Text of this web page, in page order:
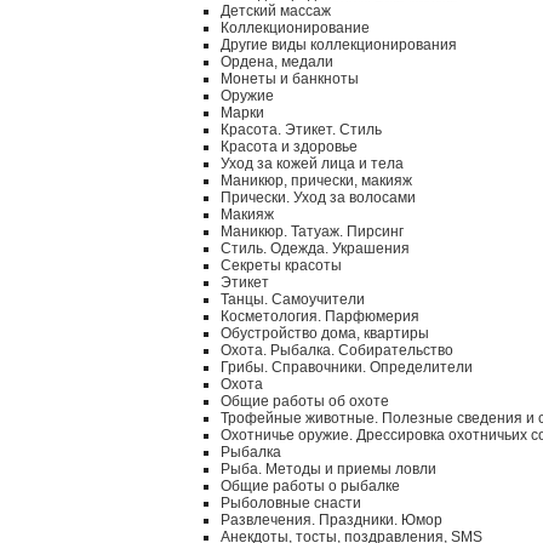
Детский массаж
Коллекционирование
Другие виды коллекционирования
Ордена, медали
Монеты и банкноты
Оружие
Марки
Красота. Этикет. Стиль
Красота и здоровье
Уход за кожей лица и тела
Маникюр, прически, макияж
Прически. Уход за волосами
Макияж
Маникюр. Татуаж. Пирсинг
Стиль. Одежда. Украшения
Секреты красоты
Этикет
Танцы. Самоучители
Косметология. Парфюмерия
Обустройство дома, квартиры
Охота. Рыбалка. Собирательство
Грибы. Справочники. Определители
Охота
Общие работы об охоте
Трофейные животные. Полезные сведения и
Охотничье оружие. Дрессировка охотничьих
Рыбалка
Рыба. Методы и приемы ловли
Общие работы о рыбалке
Рыболовные снасти
Развлечения. Праздники. Юмор
Анекдоты, тосты, поздравления, SMS